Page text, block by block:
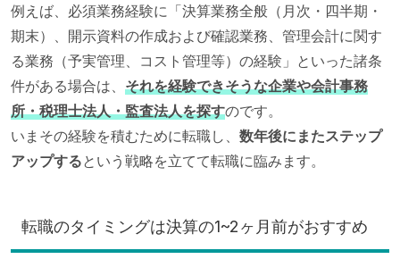
例えば、必須業務経験に「決算業務全般（月次・四半期・
期末）、開示資料の作成および確認業務、管理会計に関す
る業務（予実管理、コスト管理等）の経験」といった諸条
件がある場合は、 それを経験できそうな企業や会計事務
所・税理士法人・監査法人を探すのです。
いまその経験を積むために転職し、 数年後にまたステップ
アップするという戦略を立てて転職に臨みます。
転職のタイミングは決算の1~2ヶ月前がおすすめ